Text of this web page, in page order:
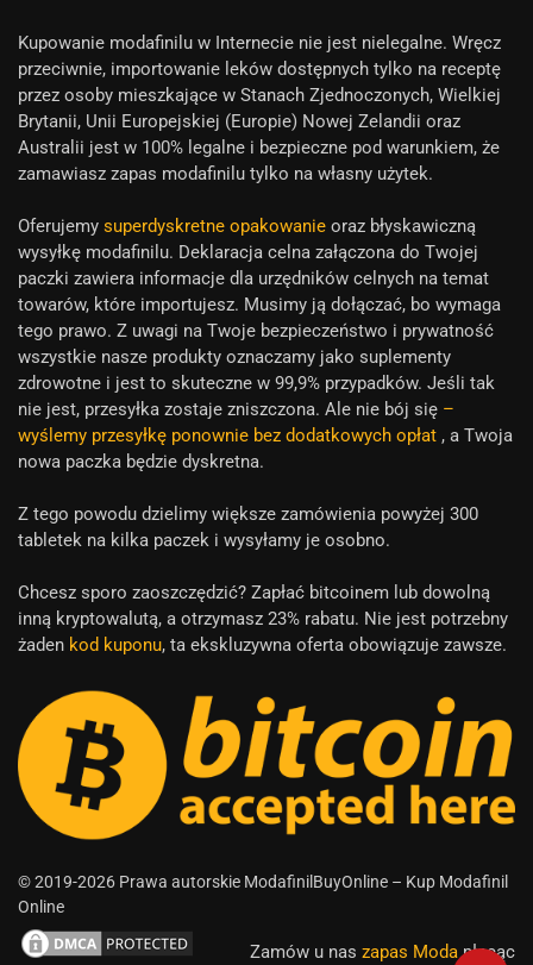
Kupowanie modafinilu w Internecie nie jest nielegalne. Wręcz
przeciwnie, importowanie leków dostępnych tylko na receptę
przez osoby mieszkające w Stanach Zjednoczonych, Wielkiej
Brytanii, Unii Europejskiej (Europie) Nowej Zelandii oraz
Australii jest w 100% legalne i bezpieczne pod warunkiem, że
zamawiasz zapas modafinilu tylko na własny użytek.
Oferujemy superdyskretne opakowanie oraz błyskawiczną
wysyłkę modafinilu. Deklaracja celna załączona do Twojej
paczki zawiera informacje dla urzędników celnych na temat
towarów, które importujesz. Musimy ją dołączać, bo wymaga
tego prawo. Z uwagi na Twoje bezpieczeństwo i prywatność
wszystkie nasze produkty oznaczamy jako suplementy
zdrowotne i jest to skuteczne w 99,9% przypadków. Jeśli tak
nie jest, przesyłka zostaje zniszczona. Ale nie bój się –
wyślemy przesyłkę ponownie bez dodatkowych opłat , a Twoja
nowa paczka będzie dyskretna.
Z tego powodu dzielimy większe zamówienia powyżej 300
tabletek na kilka paczek i wysyłamy je osobno.
Chcesz sporo zaoszczędzić? Zapłać bitcoinem lub dowolną
inną kryptowalutą, a otrzymasz 23% rabatu. Nie jest potrzebny
żaden kod kuponu, ta ekskluzywna oferta obowiązuje zawsze.
© 2019-2026 Prawa autorskie ModafinilBuyOnline – Kup Modafinil
Online
Zamów u nas zapas Modapłacąc